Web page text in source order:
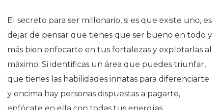
El secreto para ser millonario, si es que existe uno, es
dejar de pensar que tienes que ser bueno en todo y
más bien enfocarte en tus fortalezas y explotarlas al
máximo. Si identificas un área que puedes triunfar,
que tienes las habilidades innatas para diferenciarte
y encima hay personas dispuestas a pagarte,